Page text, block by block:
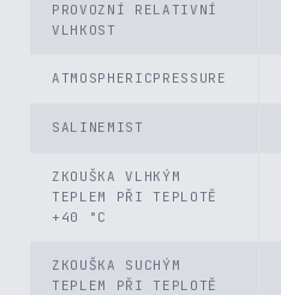
PROVOZNÍ RELATIVNÍ
VLHKOST
ATMOSPHERICPRESSURE
SALINEMIST
ZKOUŠKA VLHKÝM
TEPLEM PŘI TEPLOTĚ
+40 °C
ZKOUŠKA SUCHÝM
TEPLEM PŘI TEPLOTĚ